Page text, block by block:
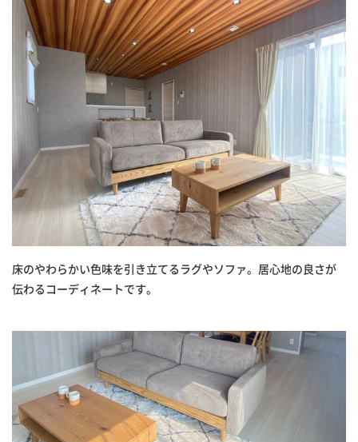
床のやわらかい色味を引き立てるラグやソファ。居心地の良さが
伝わるコーディネートです。